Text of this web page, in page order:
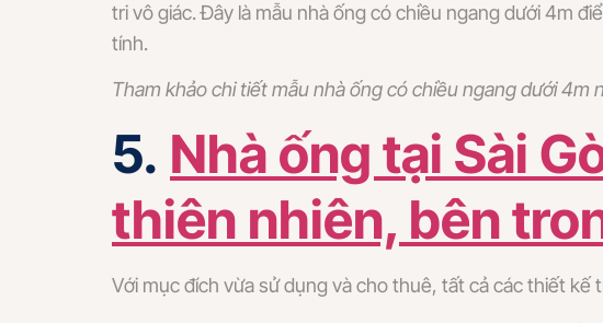
tri vô giác. Đây là mẫu nhà ống có chiều ngang dưới 4m
tính.
Tham khảo chi tiết mẫu nhà ống có chiều ngang dưới 4m
5. Nhà ống tại Sài
thiên nhiên, bên
Với mục đích vừa sử dụng và cho thuê, tất cả các thiết